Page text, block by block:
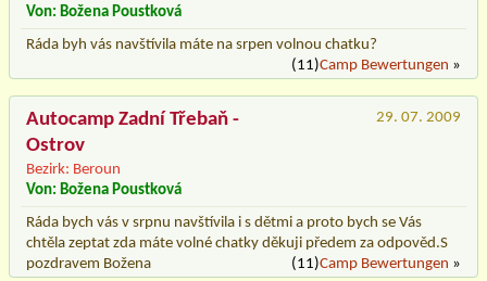
Von: Božena Poustková
Ráda byh vás navštívila máte na srpen volnou chatku?
(11)Camp Bewertungen »
Autocamp Zadní Třebaň -
Ostrov
Bezirk: Beroun
29. 07. 2009
Von: Božena Poustková
Ráda bych vás v srpnu navštívila i s dětmi a proto bych se Vás
chtěla zeptat zda máte volné chatky děkuji předem za odpověd.S
pozdravem Božena
(11)Camp Bewertungen »